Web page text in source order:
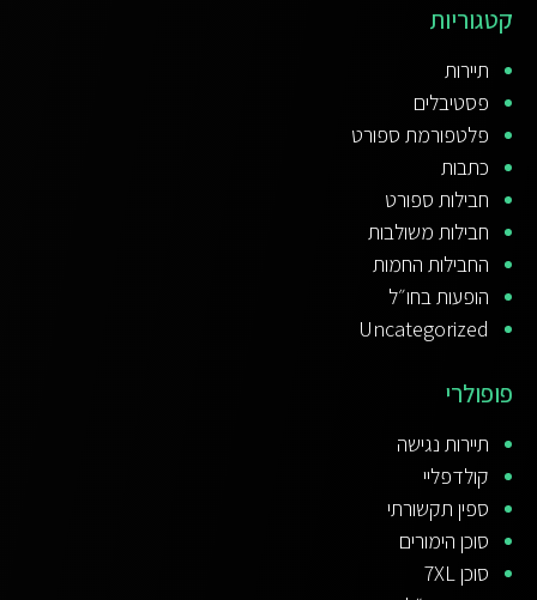
קטגוריות
תיירות
פסטיבלים
פלטפורמת ספורט
כתבות
חבילות ספורט
חבילות משולבות
החבילות החמות
הופעות בחו״ל
Uncategorized
פופולרי
תיירות נגישה
קולדפליי
ספין תקשורתי
סוכן הימורים
סוכן 7XL